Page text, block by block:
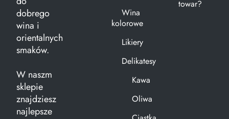
dobrego
wina i
orientalnych
smaków.
W naszm
sklepie
znajdziesz
najlepsze
Wina
kolorowe
Likiery
Delikatesy
Kawa
Oliwa
towar?